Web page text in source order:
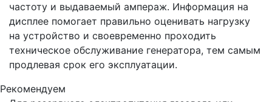
частоту и выдаваемый ампераж. Информация на
дисплее помогает правильно оценивать нагрузку
на устройство и своевременно проходить
техническое обслуживание генератора, тем самым
продлевая срок его эксплуатации.
Рекомендуем